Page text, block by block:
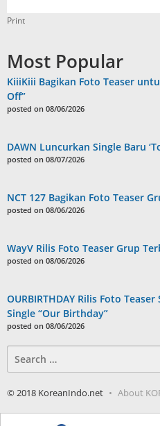
Print
Most Popular
KiiiKiii Bagikan Foto Teaser
Off”
posted on 08/06/2026
DAWN Luncurkan Single Baru
posted on 08/07/2026
NCT 127 Bagikan Foto Teaser
posted on 08/06/2026
WayV Rilis Foto Teaser Grup
posted on 08/06/2026
OURBIRTHDAY Rilis Foto
Single “Our Birthday”
posted on 08/06/2026
for:
© 2018 KoreanIndo.net About